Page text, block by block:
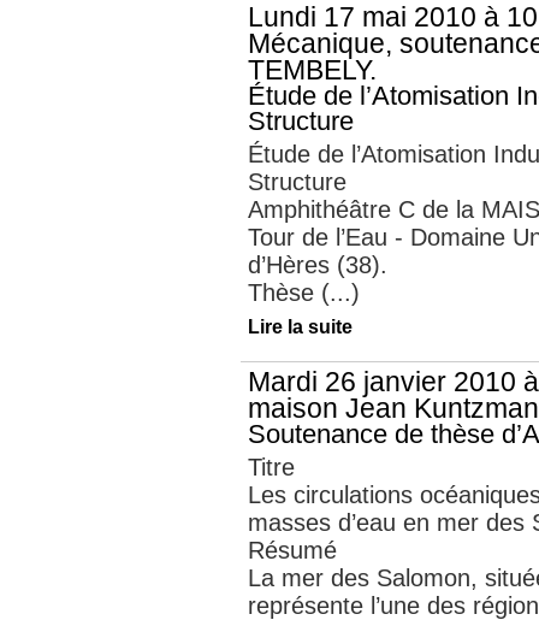
Lundi 17 mai 2010 à
Mécanique,
TEMBELY.
Étude de l’Atomisation
Structure
Étude de l’Atomisation
Structure
Amphithéâtre C de la
Tour de l’Eau - Domaine
d’Hères (38).
Thèse (...)
Lire la suite
Mardi 26 janvier 2010
maison Jean
Soutenance de thèse
Titre
Les circulations
masses d’eau en mer des
Résumé
La mer des Salomon,
représente l’une des